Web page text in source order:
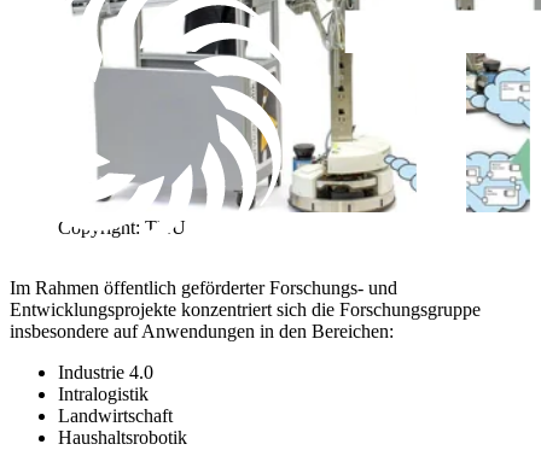
Copyright: THU
Im Rahmen öffentlich geförderter Forschungs- und
Entwicklungsprojekte konzentriert sich die Forschungsgruppe
insbesondere auf Anwendungen in den Bereichen:
Industrie 4.0
Intralogistik
Landwirtschaft
Haushaltsrobotik